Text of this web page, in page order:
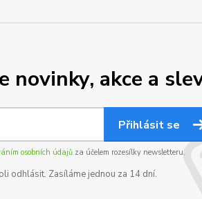
novinky, akce a
Přihlásit se
osobních údajůza účelem rozesílky newsletteru.
odhlásit. Zasíláme jednou za 14 dní.